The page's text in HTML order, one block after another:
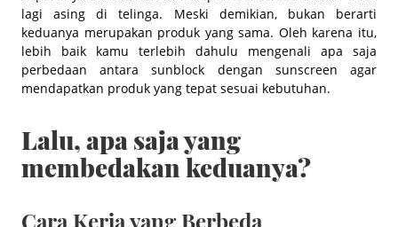
lagi asing di telinga. Meski demikian, bukan berarti
keduanya merupakan produk yang sama. Oleh karena itu,
lebih baik kamu terlebih dahulu mengenali apa saja
perbedaan antara sunblock dengan sunscreen agar
mendapatkan produk yang tepat sesuai kebutuhan.
Lalu, apa saja yang
membedakan keduanya?
Cara Kerja yang Berbeda